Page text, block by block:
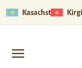
Kasachstan